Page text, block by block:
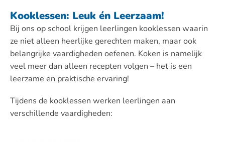
Kooklessen: Leuk én Leerzaam!
Bij ons op school krijgen leerlingen kooklessen waarin
ze niet alleen heerlijke gerechten maken, maar ook
belangrijke vaardigheden oefenen. Koken is namelijk
veel meer dan alleen recepten volgen – het is een
leerzame en praktische ervaring!
Tijdens de kooklessen werken leerlingen aan
verschillende vaardigheden: